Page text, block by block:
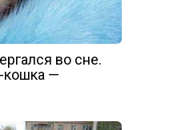
во сне.
кошка —